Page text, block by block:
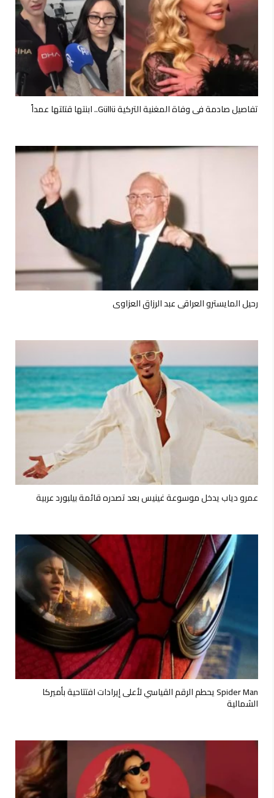
تفاصيل صادمة في وفاة المغنية التركية Güllü.. ابنتها قتلتها عمداً
رحيل المايسترو العراقي عبد الرزاق العزاوي
عمرو دياب يدخل موسوعة غينيس بعد تصدره قائمة بيلبورد عربية
Spider Man يحطم الرقم القياسي لأعلى إيرادات افتتاحية بأميركا
الشمالية